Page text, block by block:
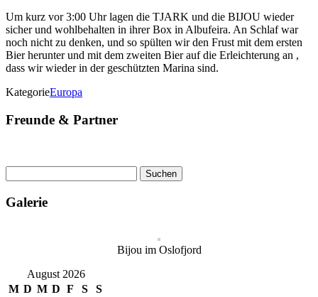
Um kurz vor 3:00 Uhr lagen die TJARK und die BIJOU wieder
sicher und wohlbehalten in ihrer Box in Albufeira. An Schlaf war
noch nicht zu denken, und so spülten wir den Frust mit dem ersten
Bier herunter und mit dem zweiten Bier auf die Erleichterung an ,
dass wir wieder in der geschützten Marina sind.
KategorieEuropa
Freunde & Partner
nach:
Galerie
Bijou im Oslofjord
August 2026
M D M D F S
S